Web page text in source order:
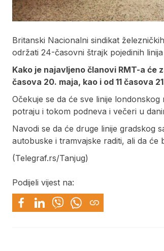
Britanski Nacionalni sindikat
održati 24-časovni štrajk pojedinih
Kako je najavljeno članovi RMT-a će
časova 20. maja, kao i od 11 časova
Očekuje se da će sve linije
potraju i tokom podneva i večeri u
Navodi se da će druge linije gradskog
autobuske i tramvajske raditi, ali da će
(Telegraf.rs/Tanjug)
Podijeli vijest na: